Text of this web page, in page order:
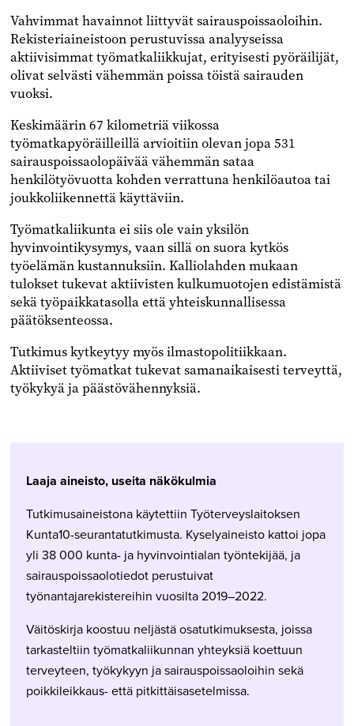
Vahvimmat havainnot liittyvät sairauspoissaoloihin.
Rekisteriaineistoon perustuvissa analyyseissa
aktiivisimmat työmatkaliikkujat, erityisesti pyöräilijät,
olivat selvästi vähemmän poissa töistä sairauden
vuoksi.
Keskimäärin 67 kilometriä viikossa
työmatkapyöräilleillä arvioitiin olevan jopa 531
sairauspoissaolopäivää vähemmän sataa
henkilötyövuotta kohden verrattuna henkilöautoa tai
joukkoliikennettä käyttäviin.
Työmatkaliikunta ei siis ole vain yksilön
hyvinvointikysymys, vaan sillä on suora kytkös
työelämän kustannuksiin. Kalliolahden mukaan
tulokset tukevat aktiivisten kulkumuotojen edistämistä
sekä työpaikkatasolla että yhteiskunnallisessa
päätöksenteossa.
Tutkimus kytkeytyy myös ilmastopolitiikkaan.
Aktiiviset työmatkat tukevat samanaikaisesti terveyttä,
työkykyä ja päästövähennyksiä.
Laaja aineisto, useita näkökulmia
Tutkimusaineistona käytettiin Työterveyslaitoksen
Kunta10-seurantatutkimusta. Kyselyaineisto kattoi jopa
yli 38 000 kunta- ja hyvinvointialan työntekijää, ja
sairauspoissaolotiedot perustuivat
työnantajarekistereihin vuosilta 2019–2022.
Väitöskirja koostuu neljästä osatutkimuksesta, joissa
tarkasteltiin työmatkaliikunnan yhteyksiä koettuun
terveyteen, työkykyyn ja sairauspoissaoloihin sekä
poikkileikkaus- että pitkittäisasetelmissa.